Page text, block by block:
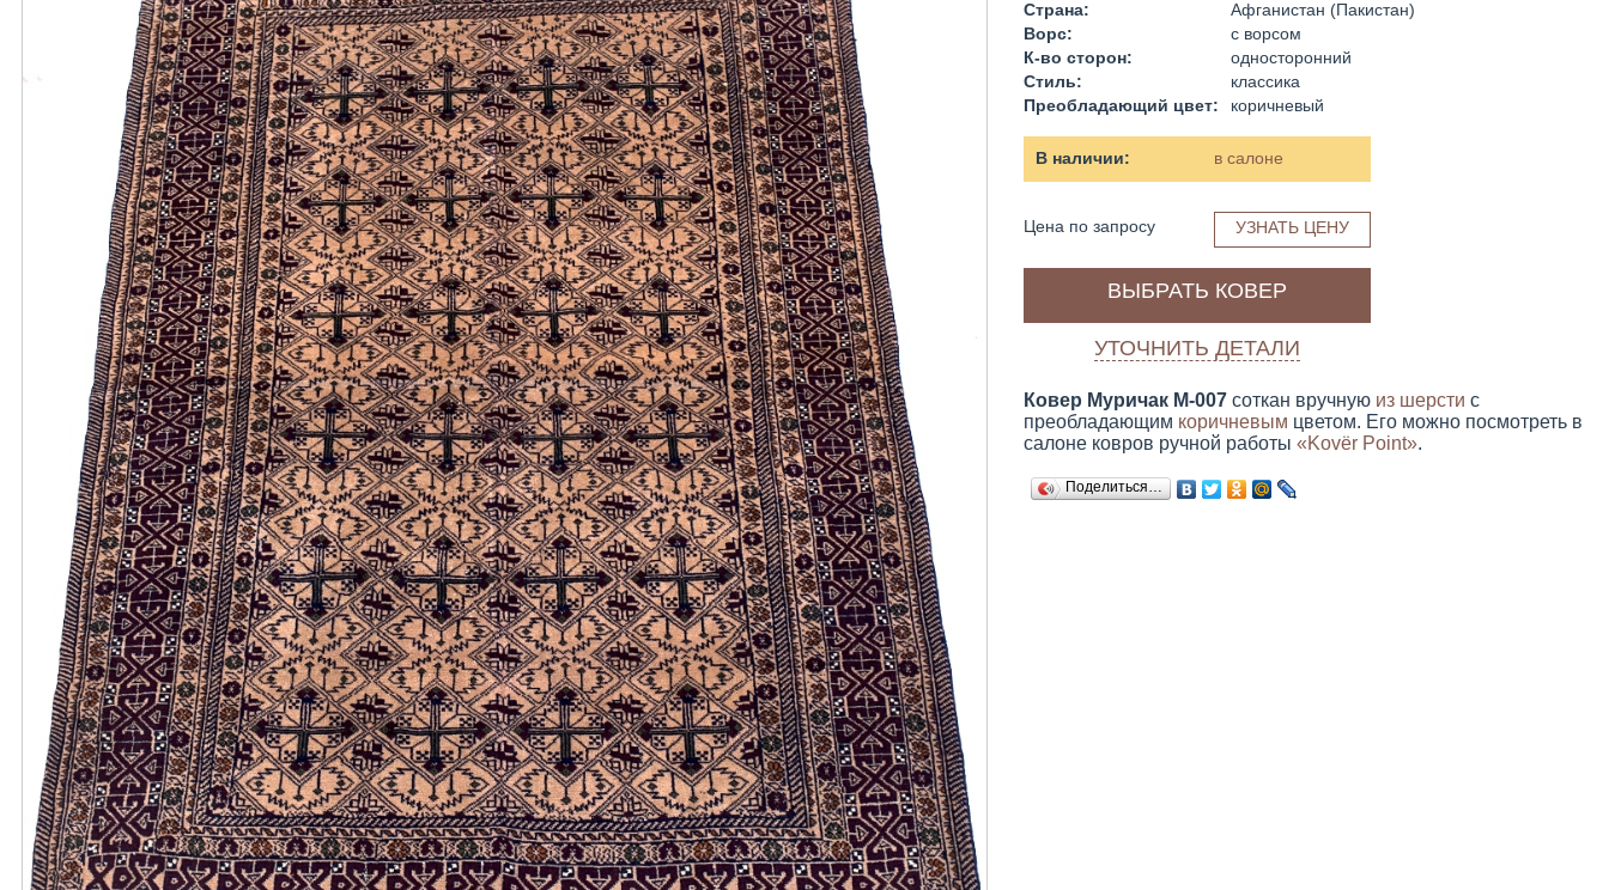
Страна:
Афганистан (Пакистан)
Ворс:
с ворсом
К-во сторон:
односторонний
Стиль:
классика
Преобладающий цвет:
коричневый
В наличии: в салоне
Цена по запросу УЗНАТЬ ЦЕНУ
ВЫБРАТЬ КОВЕР
УТОЧНИТЬ ДЕТАЛИ
Ковер Муричак M-007 соткан вручную из шерсти с
преобладающим коричневым цветом. Его можно посмотреть в
салоне ковров ручной работы«Kovёr Point».
Поделиться…